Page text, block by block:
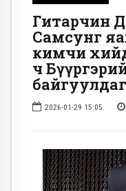
Гитарчин
Самсунг
кимчи
ч
2026-01-29 15:05